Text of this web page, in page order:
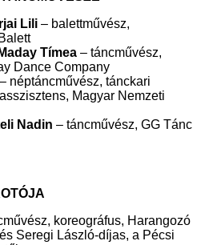
Lili – balettművész,
Maday Tímea – táncművész,
Dance Company
– néptáncművész, tánckari
Magyar Nemzeti
Nadin – táncművész, GG Tánc
koreográfus, Harangozó
Seregi László-díjas, a Pécsi